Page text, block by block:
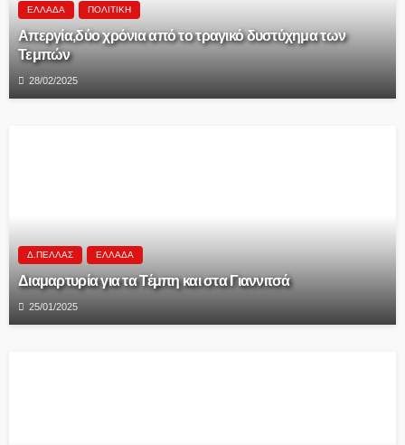
ΕΛΛΆΔΑ ΠΟΛΙΤΙΚΉ
Aπεργία,δύο χρόνια από το τραγικό δυστύχημα των
Τεμπών
28/02/2025
Δ.ΠΈΛΛΑΣ ΕΛΛΆΔΑ
Διαμαρτυρία για τα Τέμπη και στα Γιαννιτσά
25/01/2025